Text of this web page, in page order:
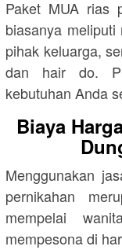
Paket MUA rias
biasanya
pihak keluarga,
dan hair do.
kebutuhan Anda
Biaya
Menggunakan
pernikahan
mempelai
mempesona di